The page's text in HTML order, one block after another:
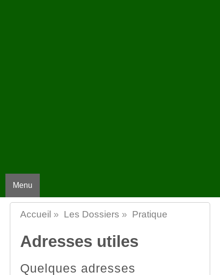
Menu
Accueil » Les Dossiers » Pratique
Adresses utiles
Quelques adresses